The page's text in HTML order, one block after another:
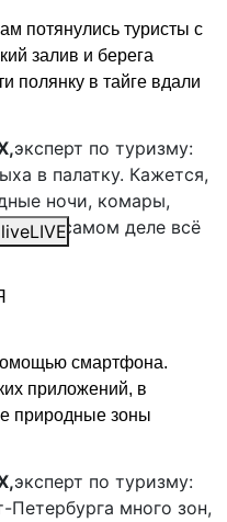
LIVE
потянулись туристы с
залив и берега
полянку в тайге вдали
эксперт по туризму:
в палатку. Кажется,
ночи, комары,
Но на самом деле всё
смартфона.
приложений, в
природные зоны
эксперт по туризму:
Петербурга много зон,